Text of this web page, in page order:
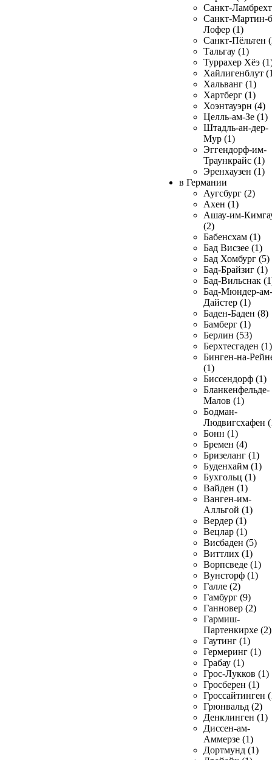
Санкт-
Санкт-Мартин-
Лофер (1)
Санкт-Пёльтен
Тальгау (1)
Туррахер Хёэ
Хайлигенблут
Хальванг (1)
Хартберг (1)
Хоэнтауэрн (4)
Целль-ам-Зе (1)
Штадль-ан-дер-
Мур (1)
Эггендорф-им-
Траункрайс (1)
Эренхаузен (1)
в Германии
Аугсбург (2)
Ахен (1)
Ашау-им-
(2)
Бабенсхам (1)
Бад Висзее (1)
Бад Хомбург (5)
Бад-Брайзиг (1)
Бад-Вильснак
Бад-Мюндер-ам-
Дайстер (1)
Баден-Баден (8)
Бамберг (1)
Берлин (53)
Берхтесгаден (1)
Бинген-на-
(1)
Биссендорф (1)
Бланкенфельде-
Малов (1)
Бодман-
Людвигсхафен
Бонн (1)
Бремен (4)
Бризеланг (1)
Буденхайм (1)
Бухгольц (1)
Вайден (1)
Ванген-им-
Алльгой (1)
Вердер (1)
Вецлар (1)
Висбаден (5)
Виттлих (1)
Ворпсведе (1)
Вунсторф (1)
Галле (2)
Гамбург (9)
Ганновер (2)
Гармиш-
Партенкирхе (2)
Гаутинг (1)
Гермеринг (1)
Грабау (1)
Грос-Лукков (1)
Гросберен (1)
Гроссайтинген
Грюнвальд (2)
Денклинген (1)
Диссен-ам-
Аммерзе (1)
Дортмунд (1)